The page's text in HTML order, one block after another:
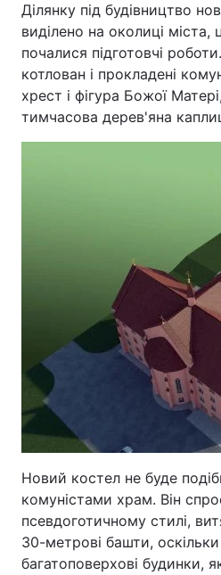
Ділянку під будівництво
виділено на околиці
почалися підготовчі
котлован і прокладені
хрест і фігура Божої
тимчасова дерев'яна
Новий костел не буде
комуністами храм. Він
псевдоготичному стилі,
30-метрові башти,
багатоповерхові будинки,